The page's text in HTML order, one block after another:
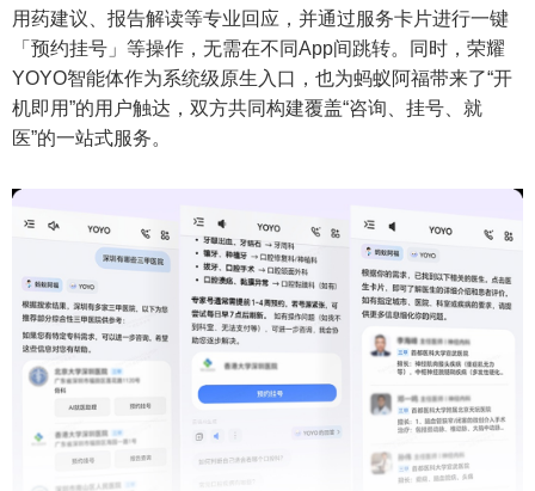
用药建议、报告解读等专业回应，并通过服务卡片进行一键
「预约挂号」等操作，无需在不同App间跳转。同时，荣耀
YOYO智能体作为系统级原生入口，也为蚂蚁阿福带来了“开
机即用”的用户触达，双方共同构建覆盖“咨询、挂号、就
医”的一站式服务。